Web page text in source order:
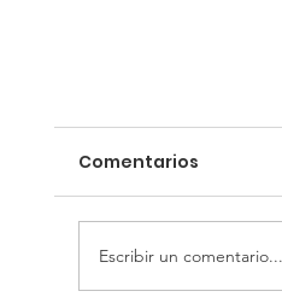
Comentarios
Escribir un comentario...